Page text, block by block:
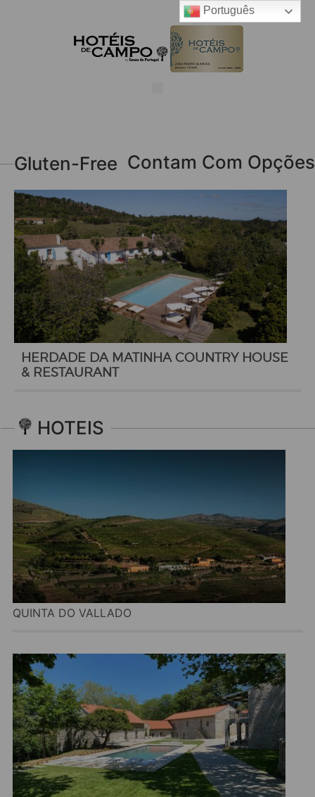
Refeições Contam Com Opções Gluten-Free
HERDADE DA MATINHA COUNTRY HOUSE
& RESTAURANT
HOTEIS
QUINTA DO VALLADO
Português